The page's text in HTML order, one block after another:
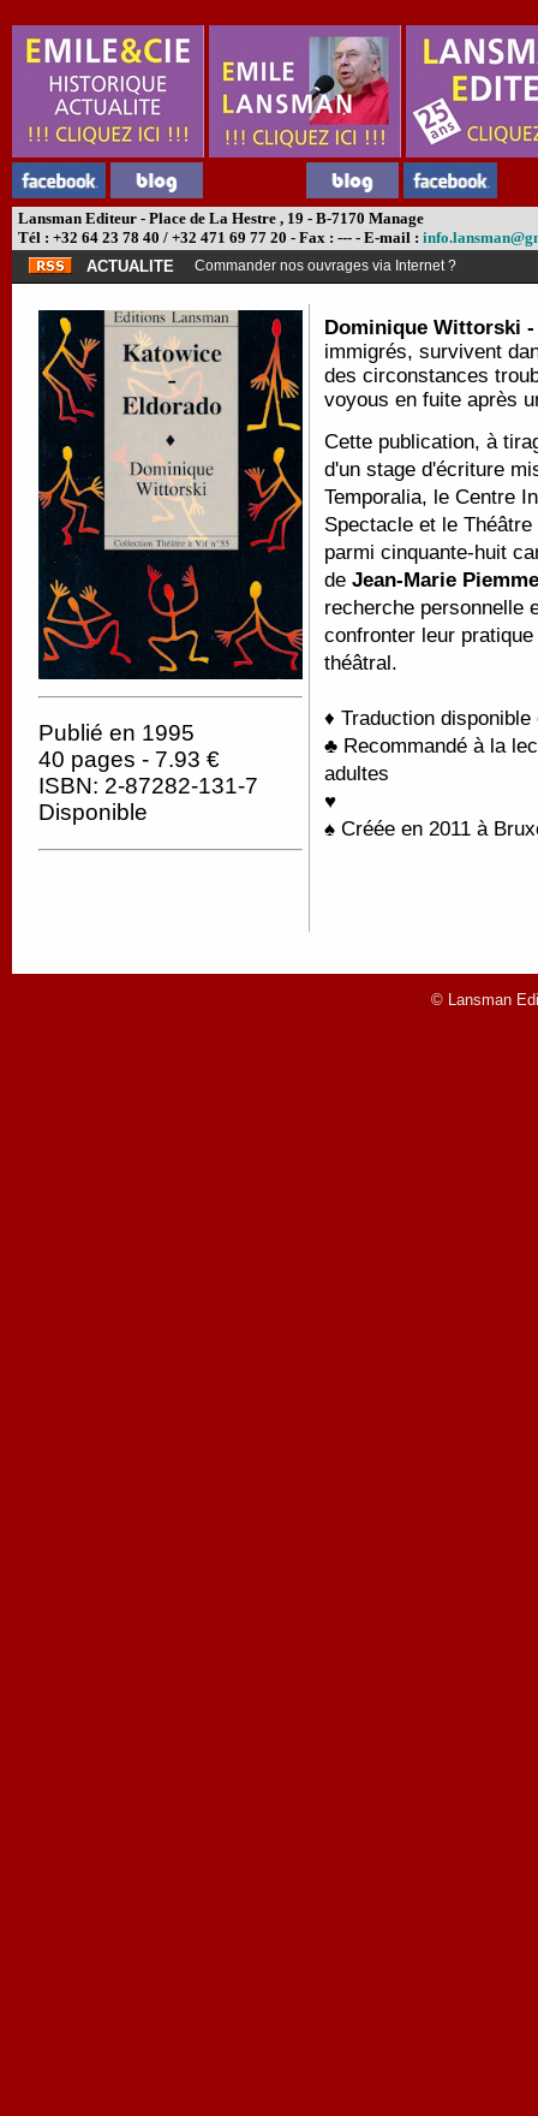
Lansman Editeur - Place de La Hestre , 19 - B-7170 Manage
Tél : +32 64 23 78 40 / +32 471 69 77 20 - Fax : --- - E-mail :
ACTUALITE
Commander nos ouvrages via Internet ?
Publié en 1995
40 pages - 7.93 €
ISBN: 2-87282-131-7
Disponible
Dominique Wittorski
immigrés, survivent
des circonstances
voyous en fuite après
Cette publication, à
d'un stage d'écriture
Temporalia, le Centre
Spectacle et le
parmi cinquante-huit
de Jean-Marie Piemme
recherche personnelle
confronter leur
théâtral.
♦ Traduction
♣ Recommandé à la
adultes
♥
♠ Créée en 2011 à
© Lansman